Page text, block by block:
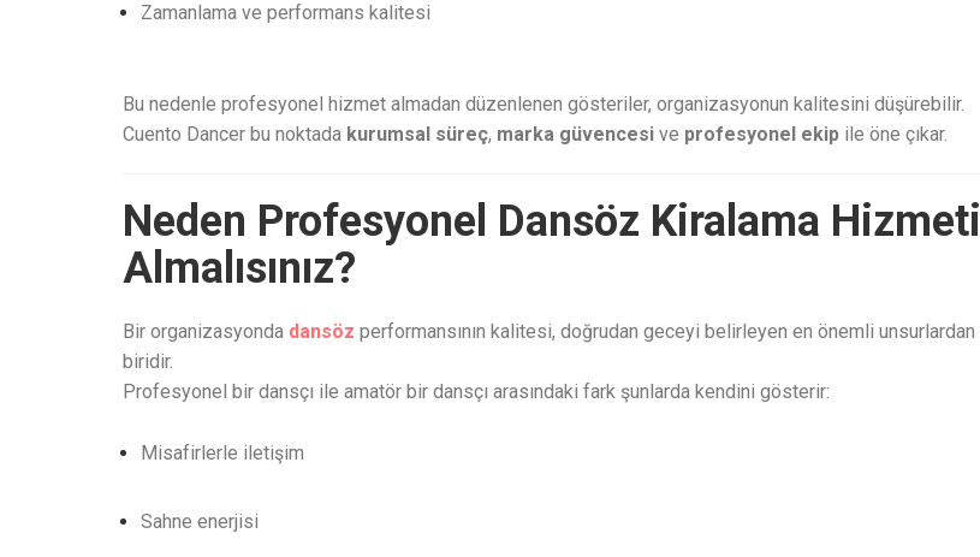
Zamanlama ve performans kalitesi
Bu nedenle profesyonel hizmet almadan düzenlenen gösteriler, organizasyonun kalitesini düşürebilir.
Cuento Dancer bu noktada kurumsal süreç, marka güvencesi ve profesyonel ekip ile öne çıkar.
Neden Profesyonel Dansöz Kiralama Hizmeti
Almalısınız?
Bir organizasyonda dansöz performansının kalitesi, doğrudan geceyi belirleyen en önemli unsurlardan
biridir.
Profesyonel bir dansçı ile amatör bir dansçı arasındaki fark şunlarda kendini gösterir:
Misafirlerle iletişim
Sahne enerjisi